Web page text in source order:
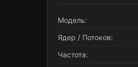
Модель:
Ядер / Потоков:
Частота: